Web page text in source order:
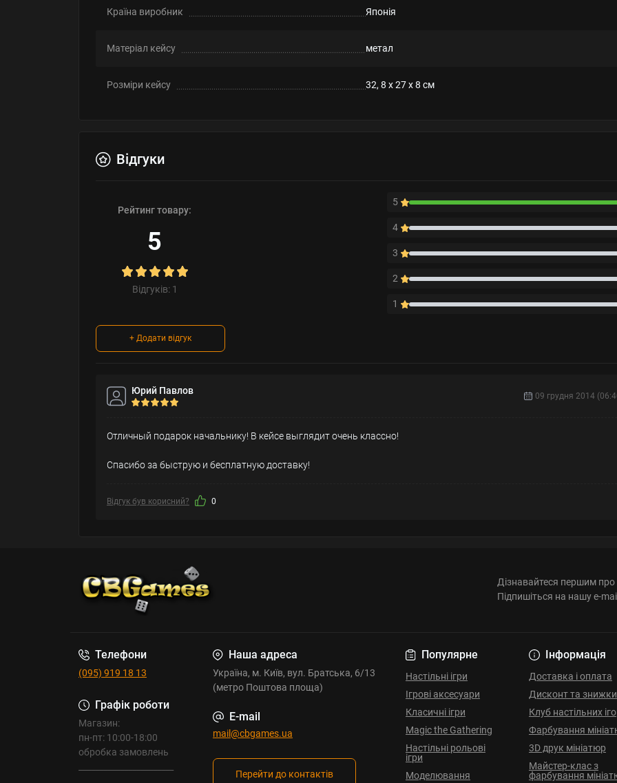
Країна виробник Японія
Матеріал кейсу метал
Розміри кейсу 32, 8 x 27 x 8 см
Відгуки
Рейтинг товару:
5
Відгуків: 1
5
4
3
2
1
+ Додати відгук
Юрий Павлов 09 грудня 2014
Отличный подарок начальнику! В кейсе выглядит очень классно!
Спасибо за быструю и бесплатную доставку!
Відгук був корисний? 0
Дізнавайтеся першим про
Підпишіться на нашу e-
Телефони
(095) 919 18 13
Графік роботи
Магазин:
пн-пт: 10:00-18:00
обробка замовлень
Наша адреса
Україна, м. Київ, вул. Братська, 6/13
(метро Поштова площа)
E-mail
mail@cbgames.ua
Перейти до контактів
Популярне
Настільні ігри
Ігрові аксесуари
Класичні ігри
Magic the Gathering
Настільні рольові
ігри
Моделювання
Інформація
Доставка і оплата
Дисконт та знижки
Клуб настільних
Фарбування
3D друк мініатюр
Майстер-клас з
фарбування